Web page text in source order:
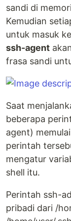
sandi di
Kemudian
untuk masuk
ssh-agent
frasa sandi
Saat
beberapa
agent)
perintah
mengatur
shell itu.
Perintah ssh-
pribadi dari /